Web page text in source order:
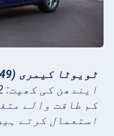
ٹویوٹا کیمری (249 HP V6)
ایندھن کی کھپت: 13.2 L/100 کلومیٹر شہری
کم طاقت والے
استعمال کرتے